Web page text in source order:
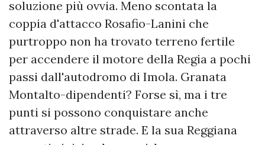
soluzione più ovvia. Meno scontata la
coppia d'attacco Rosafio-Lanini che
purtroppo non ha trovato terreno fertile
per accendere il motore della Regia a pochi
passi dall'autodromo di Imola. Granata
Montalto-dipendenti? Forse sì, ma i tre
punti si possono conquistare anche
attraverso altre strade. E la sua Reggiana